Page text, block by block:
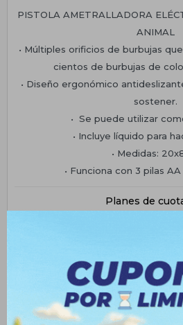
PISTOLA AMETRALLADORA
ANIMAL
• Múltiples orificios de burbujas
cientos de burbujas de
• Diseño ergonómico
sostener.
• Se puede utilizar
• Incluye líquido para
• Medidas:
• Funciona con 3 pilas
Planes de
Medios de pago